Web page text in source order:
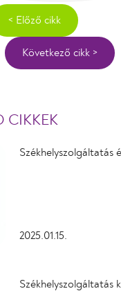
< Előző cikk
Következő cikk >
CIKKEK
Székhelyszolgáltatás
2025.01.15.
Székhelyszolgáltatás